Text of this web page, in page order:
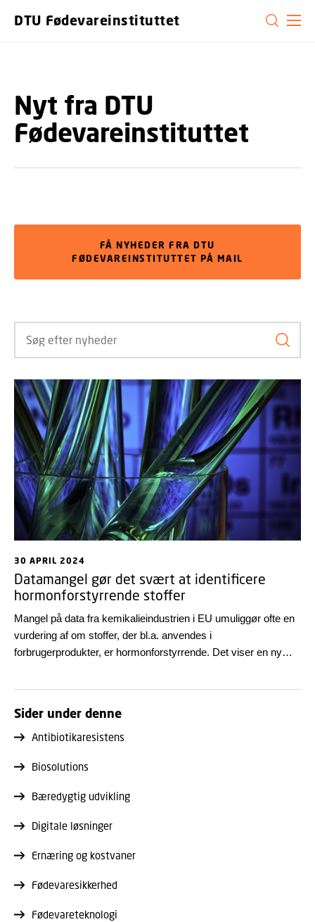
DTU Fødevareinstituttet
Nyt fra DTU
Fødevareinstituttet
FÅ NYHEDER FRA DTU
FØDEVAREINSTITUTTET PÅ MAIL
Søg
30 APRIL 2024
Datamangel gør det svært at identificere
hormonforstyrrende stoffer
Mangel på data fra kemikalieindustrien i EU umuliggør ofte en
vurdering af om stoffer, der bl.a. anvendes i
forbrugerprodukter, er hormonforstyrrende. Det viser en ny
forskellige metoder til at vurdere kemiske stoffer, så
tilgængelig information udnyttes bedst muligt.
Sider under denne
Antibiotikaresistens
Biosolutions
Bæredygtig udvikling
Digitale løsninger
Ernæring og kostvaner
Fødevaresikkerhed
Fødevareteknologi